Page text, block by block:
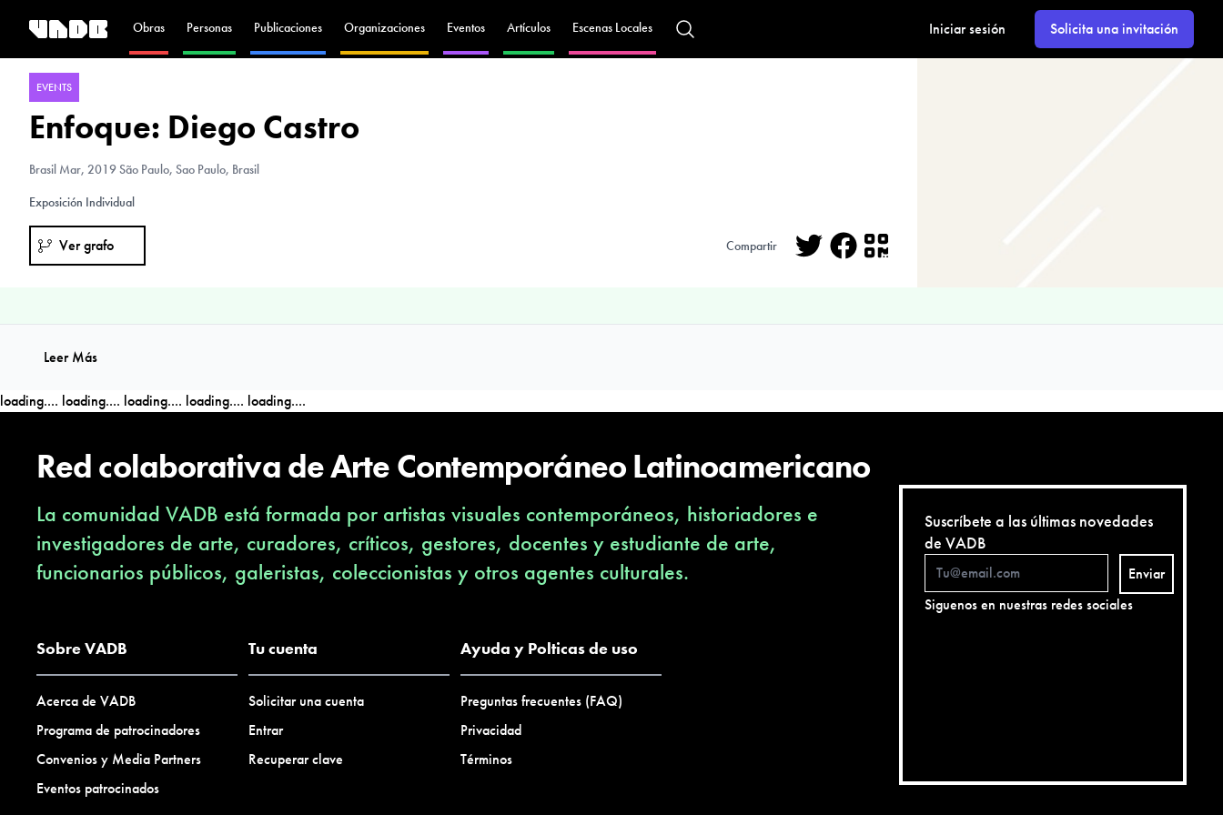
Obras Personas Publicaciones Organizaciones Eventos Artículos Escenas Locales Iniciar sesión Solicita una invitación
EVENTS
Enfoque: Diego Castro
Brasil Mar, 2019 São Paulo, Sao Paulo, Brasil
Exposición Individual
Ver grafo Compartir
Leer Más
loading.... loading.... loading.... loading.... loading....
Red colaborativa de Arte Contemporáneo Latinoamericano
La comunidad VADB está formada por artistas visuales contemporáneos, historiadores e
investigadores de arte, curadores, críticos, gestores, docentes y estudiante de arte,
funcionarios públicos, galeristas, coleccionistas y otros agentes culturales.
Sobre VADB
Acerca de VADB
Programa de patrocinadores
Convenios y Media Partners
Eventos patrocinados
Tu cuenta
Solicitar una cuenta
Entrar
Recuperar clave
Ayuda y Polticas de uso
Preguntas frecuentes (FAQ)
Privacidad
Términos
Suscríbete a las últimas novedades
de VADB
Enviar
Siguenos en nuestras redes sociales